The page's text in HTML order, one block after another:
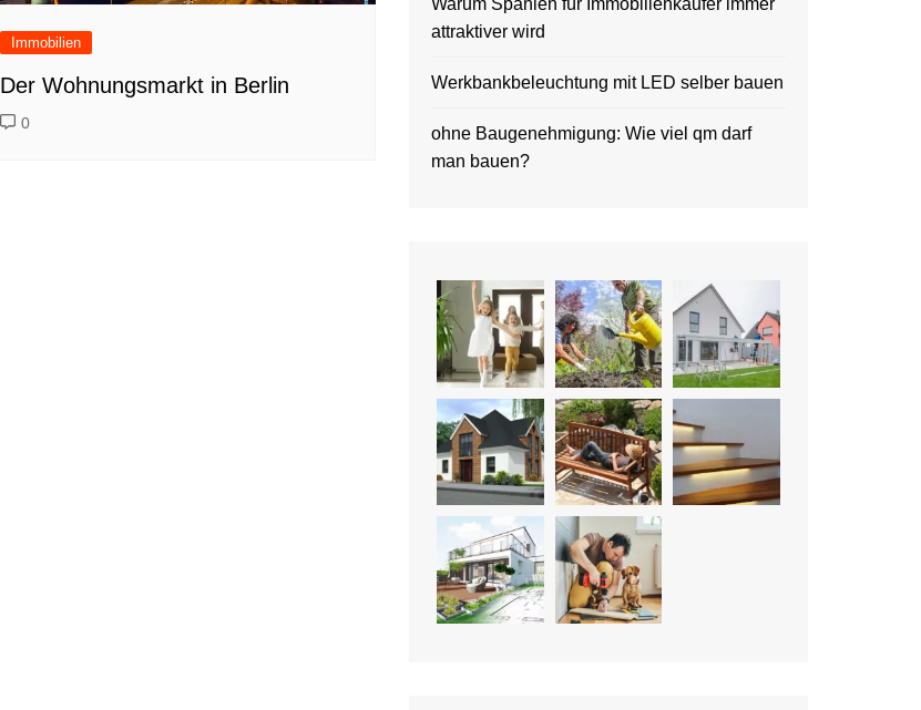
Immobilien
Der Wohnungsmarkt in Berlin
0
Warum Spanien für Immobilienkäufer immer
attraktiver wird
Werkbankbeleuchtung mit LED selber bauen
ohne Baugenehmigung: Wie viel qm darf
man bauen?